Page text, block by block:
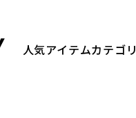
人気アイテムカテゴリ